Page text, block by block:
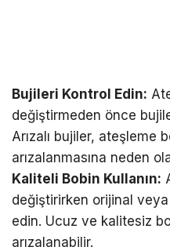
Bujileri Kontrol Edin:
değiştirmeden önce
Arızalı bujiler, ateşleme
arızalanmasına neden
Kaliteli Bobin Kullanın:
değiştirirken orijinal
edin. Ucuz ve kalitesiz
arızalanabilir.